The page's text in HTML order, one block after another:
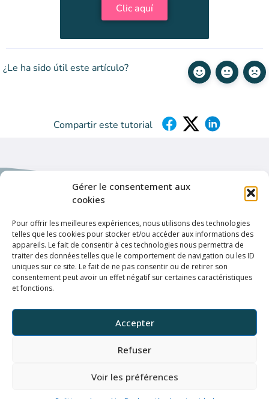
Gérer le consentement aux
cookies
Pour offrir les meilleures expériences, nous utilisons des technologies
telles que les cookies pour stocker et/ou accéder aux informations des
appareils. Le fait de consentir à ces technologies nous permettra de
traiter des données telles que le comportement de navigation ou les ID
uniques sur ce site. Le fait de ne pas consentir ou de retirer son
consentement peut avoir un effet négatif sur certaines caractéristiques
et fonctions.
Accepter
Refuser
Voir les préférences
Clic aquí
¿Le ha sido útil este artículo?
Compartir este tutorial
De lunes a viernes, de 9:00 h -12:00 h y de 14:00 h -
Enlaces de interés
Política de privacidad
Condiciones de uso